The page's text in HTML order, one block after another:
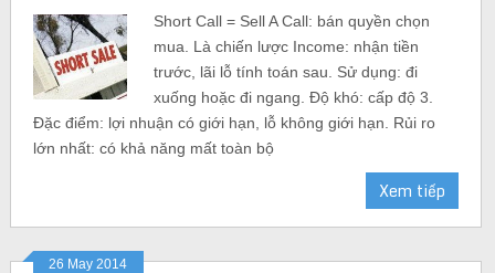
Short Call = Sell A Call: bán quyền chọn
mua. Là chiến lược Income: nhận tiền
trước, lãi lỗ tính toán sau. Sử dụng: đi
xuống hoặc đi ngang. Độ khó: cấp độ 3.
Đặc điểm: lợi nhuận có giới hạn, lỗ không giới hạn. Rủi ro
lớn nhất: có khả năng mất toàn bộ
Xem tiếp
26 May 2014